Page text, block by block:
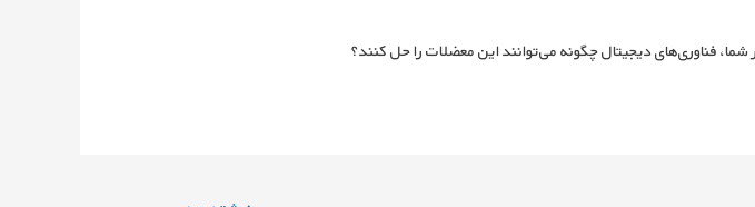
فناوری‌‏های دیجیتال چگونه می‏‌توانند این معضلات را حل کنند؟